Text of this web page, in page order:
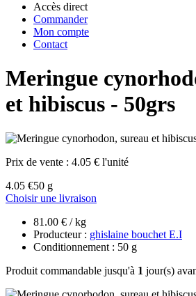
Accès direct
Commander
Mon compte
Contact
Meringue
et hibiscus - 50grs
Prix de vente : 4.05 € l'unité
4.05 €50 g
Choisir une livraison
81.00 € / kg
Producteur : ghislaine bouchet E.I
Conditionnement : 50 g
Produit commandable jusqu'à 1 jour(s)